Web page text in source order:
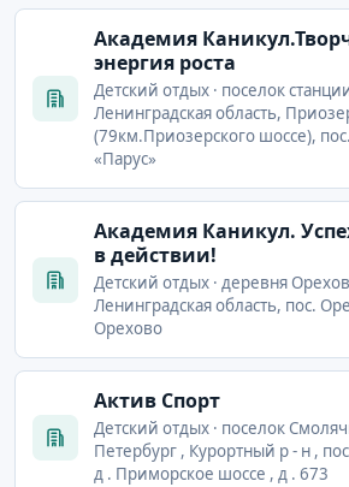
Академия
энергия роста
Детский отдых · поселок
Ленинградская область,
(79км.Приозерского шоссе),
«Парус»
Академия Каникул.
в действии!
Детский отдых · деревня
Ленинградская область, пос.
Орехово
Актив Спорт
Детский отдых · поселок
Петербург , Курортный р - н ,
д . Приморское шоссе , д . 673